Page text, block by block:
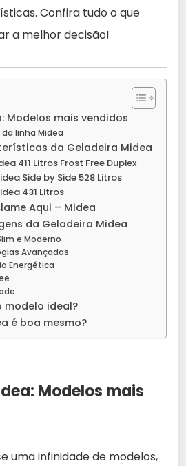
Confira tudo o que
a melhor decisão!
Modelos mais vendidos
linha Midea
da Geladeira Midea
411 Litros Frost Free Duplex
Side by Side 528 Litros
431 Litros
Aqui – Midea
da Geladeira Midea
e Moderno
Avançadas
Energética
modelo ideal?
é boa mesmo?
Modelos mais
uma infinidade de modelos,